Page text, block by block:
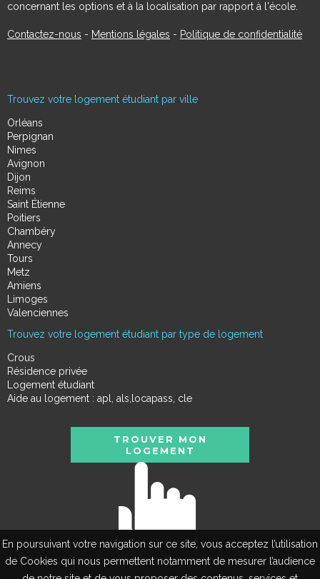
En poursuivant votre navigation sur ce site, vous acceptez l’utilisation
de Cookies qui nous permettent notamment de mesurer l’audience
concernant les options et à la localisation par rapport à l'école.
Contactez-nous - Mentions légales - Politique de confidentialité
Trouvez votre logement étudiant par ville
Orléans
Perpignan
Nimes
Avignon
Dijon
Reims
Saint Étienne
Poitiers
Chambéry
Annecy
Tours
Metz
Amiens
Limoges
Valenciennes
Trouvez votre logement étudiant par type de logement
Crous
Résidence privée
Logement étudiant
Aide au logement : apl, als,locapass, cle
TROUVER MON
LOGEMENT